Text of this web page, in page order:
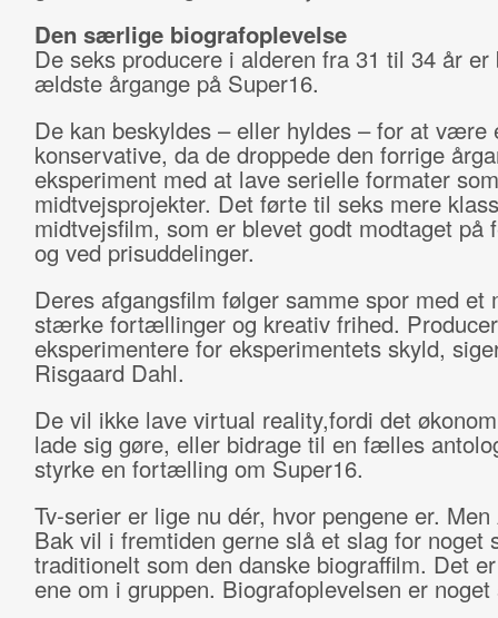
Den særlige biografoplevelse
De seks producere i alderen fra 31 til 34 år er
ældste årgange på Super16.
De kan beskyldes – eller hyldes – for at være
konservative, da de droppede den forrige
eksperiment med at lave serielle formater som
midtvejsprojekter. Det førte til seks mere
midtvejsfilm, som er blevet godt modtaget på
og ved prisuddelinger.
Deres afgangsfilm følger samme spor med et
stærke fortællinger og kreativ frihed.
eksperimentere for eksperimentets skyld,
Risgaard Dahl.
De vil ikke lave virtual reality,fordi det
lade sig gøre, eller bidrage til en fælles
styrke en fortælling om Super16.
Tv-serier er lige nu dér, hvor pengene er. Men
Bak vil i fremtiden gerne slå et slag for noget
traditionelt som den danske biograffilm. Det
ene om i gruppen. Biografoplevelsen er